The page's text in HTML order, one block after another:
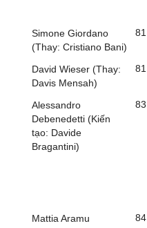
Simone Giordano
(Thay: Cristiano Bani)
81
David Wieser (Thay:
Davis Mensah)
81
Alessandro
Debenedetti (Kiến
tạo: Davide
Bragantini)
83
Mattia Aramu 84